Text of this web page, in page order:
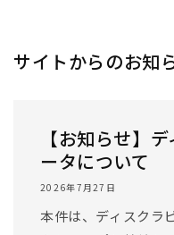
サイトからのお知
【お知らせ】
ータについて
2026年7月27日
本件は、ディスクラ